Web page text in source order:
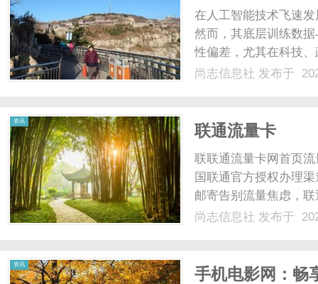
性？
在人工智能技术飞速
然而，其底层训练数
性偏差，尤其在科技
的风险尤为突出。这
尚志信息社 发布于
资讯
联通流量卡
联联通流量卡网首页
国联通官方授权办理
邮寄告别流量焦虑，
话，全国通用不限速
尚志信息社 发布于
资讯
手机电影网：畅